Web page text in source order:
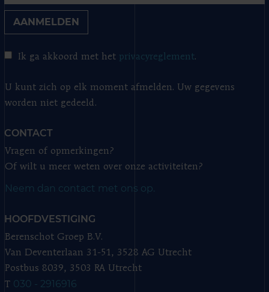
AANMELDEN
Ik ga akkoord met het privacyreglement.
U kunt zich op elk moment afmelden. Uw gegevens
worden niet gedeeld.
CONTACT
Vragen of opmerkingen?
Of wilt u meer weten over onze activiteiten?
Neem dan contact met ons op.
HOOFDVESTIGING
Berenschot Groep B.V.
Van Deventerlaan 31-51, 3528 AG Utrecht
Postbus 8039, 3503 RA Utrecht
T 030 - 2916916